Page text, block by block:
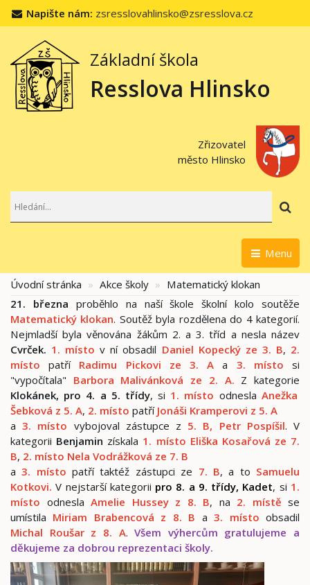
Napište nám: zsresslovahlinsko@zsresslova.cz
Základní škola
Resslova Hlinsko
Zřizovatel
město Hlinsko
Menu
Úvodní stránka Akce školy
Matematický klokan
21. března proběhlo na naší škole školní kolo soutěže
Matematický klokan. Soutěž byla rozdělena do 4 kategorií.
Nejmladší byla věnována žákům 2. a 3. tříd a nesla název
Cvrček. 1. místo v ní obsadil Daniel Kopecký ze 3. B, 2.
místo patří Radimu Pickovi ze 3. A a 3. místo si
"vypočítala" Barbora Malivánková ze 2. A. Z kategorie
Klokánek, pro 4. a 5. třídy, si 1. místo odnesla Anežka
Šebková z 5. A, 2. místo patří Jonáši Kramperovi z 5. A
a3. místo vybojoval zástupce z 5. B, Petr Pospíšil. V
kategorii Benjamin získala 1. místo Eliška Kosařová ze 7.
B, 2. místo Nela Vodrážková ze 7. B
a3. místo patří taktéž zástupci ze 7. B, a to Samuelu
Kotkovi. V nejstarší kategorii pro 8. a 9. třídy, Kadet, si 1.
místo odnesla Amelie Hussey z 8. B, na 2. místě se
umístila Miriam Brabencová z 8. B a3. místo obsadil
Michal Roušar z 8. A.Všem výhercům gratulujeme a
děkujeme za dobrou reprezentaci školy.